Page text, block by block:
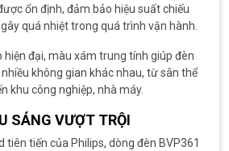
ổn định, đảm bảo hiệu suất chiếu
quá nhiệt trong quá trình vận hành.
hiện đại, màu xám trung tính giúp đèn
không gian khác nhau, từ sân thể
khu công nghiệp, nhà máy.
SÁNG VƯỢT TRỘI
tiên tiến của Philips, dòng đèn BVP361